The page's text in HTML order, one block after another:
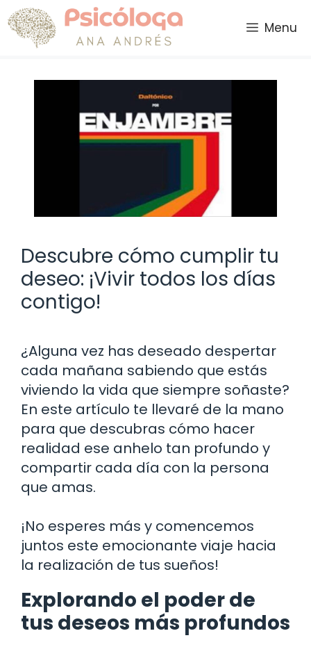
Saltar
al
contenido
Menu
Descubre cómo cumplir tu
deseo: ¡Vivir todos los días
contigo!
¿Alguna vez has deseado despertar
cada mañana sabiendo que estás
viviendo la vida que siempre soñaste?
En este artículo te llevaré de la mano
para que descubras cómo hacer
realidad ese anhelo tan profundo y
compartir cada día con la persona
que amas.
¡No esperes más y comencemos
juntos este emocionante viaje hacia
la realización de tus sueños!
Explorando el poder de
tus deseos más profundos